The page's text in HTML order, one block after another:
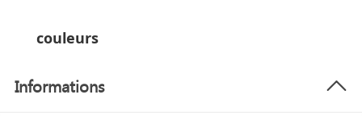
couleurs
Informations